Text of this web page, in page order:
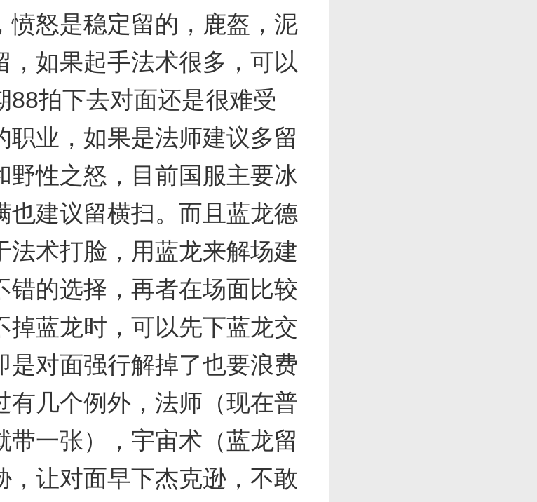
愤怒是稳定留的，鹿盔，泥
，如果起手法术很多，可以
88拍下去对面还是很难受
职业，如果是法师建议多留
野性之怒，目前国服主要冰
也建议留横扫。而且蓝龙德
法术打脸，用蓝龙来解场建
错的选择，再者在场面比较
掉蓝龙时，可以先下蓝龙交
是对面强行解掉了也要浪费
有几个例外，法师（现在普
带一张），宇宙术（蓝龙留
，让对面早下杰克逊，不敢